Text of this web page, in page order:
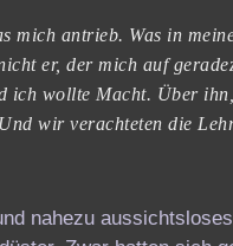
mich antrieb. Was in
er, der mich auf
wollte Macht. Über ihn,
wir verachteten die
nahezu